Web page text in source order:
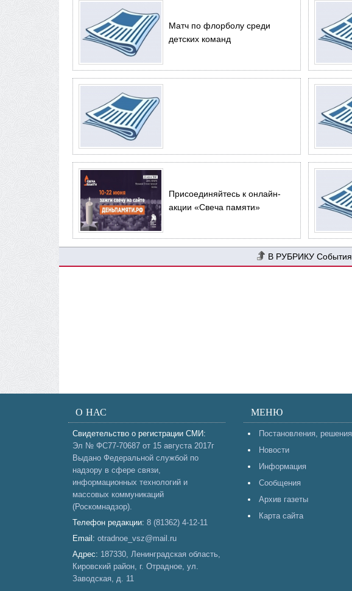
Матч по флорболу среди
детских команд
Присоединяйтесь к онлайн-
акции «Свеча памяти»
События
О НАС
Свидетельство о регистрации СМИ:
Эл № ФС77-70687 от 15 августа 2017г
Выдано Федеральной службой по
надзору в сфере связи,
информационных технологий и
массовых коммуникаций
(Роскомнадзор).
Телефон редакции: 8 (81362) 4-12-11
Email: otradnoe_vsz@mail.ru
Адрес: 187330, Ленинградская область,
Кировский район, г. Отрадное, ул.
Заводская, д. 11
МЕНЮ
Постановления, решения
Новости
Информация
Сообщения
Архив газеты
Карта сайта